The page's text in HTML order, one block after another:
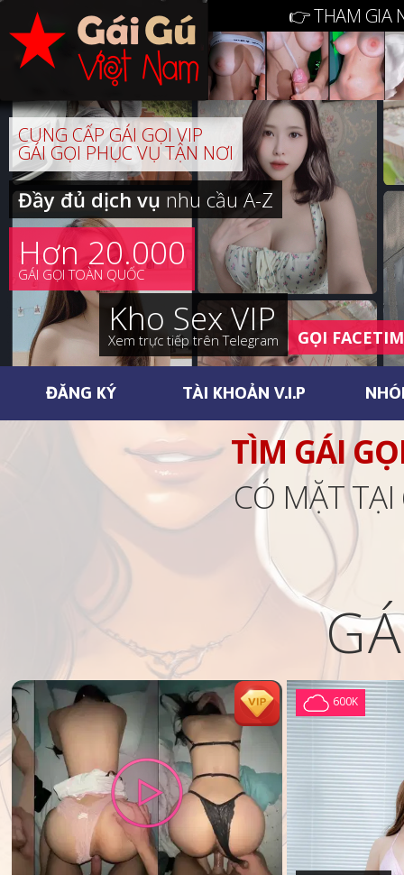
👉 THAM GIA
CUNG CẤP GÁI GỌI VIP
GÁI GỌI PHỤC VỤ TẬN NƠI
Đầy đủ dịch vụnhu cầu A-Z
Hơn 20.000
GÁI GỌI TOÀN QUỐC
Kho Sex VIP
Xem trực tiếp trên Telegram GỌI
ĐĂNG KÝ TÀI KHOẢN V.I.P
TÌM GÁI
CÓ MẶT
600K